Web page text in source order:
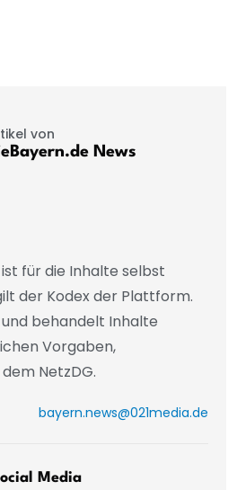
von
News
für die Inhalte selbst
der Kodex der Plattform.
behandelt Inhalte
Vorgaben,
NetzDG.
bayern.news@021media.de
Media